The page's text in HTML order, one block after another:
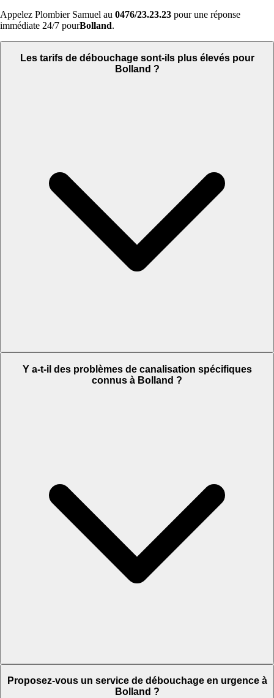
Appelez Plombier Samuel au 0476/23.23.23 pour une réponse
immédiate 24/7 pourBolland.
Les tarifs de débouchage sont-ils plus élevés pour
Bolland ?
Y a-t-il des problèmes de canalisation spécifiques
connus à Bolland ?
Proposez-vous un service de débouchage en urgence à
Bolland ?